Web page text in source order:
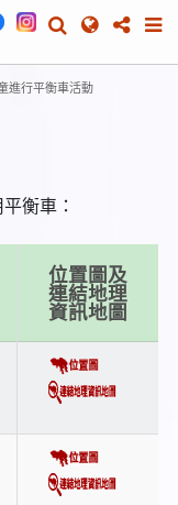
進行平衡車活動
衡車：
位置圖及
連結地理
資訊地圖